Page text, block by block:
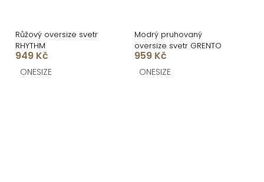
Růžový oversize svetr
RHYTHM
949 Kč
ONESIZE
Modrý pruhovaný
oversize svetr GRENTO
959 Kč
ONESIZE